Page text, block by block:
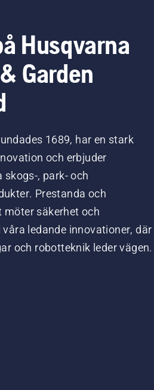
Husqvarna
Garden
1689, har en stark
och erbjuder
skogs-, park- och
Prestanda och
möter säkerhet och
ledande innovationer, där
och robotteknik leder vägen.